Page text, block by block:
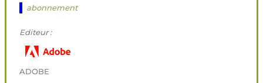
abonnement
Editeur :
ADOBE